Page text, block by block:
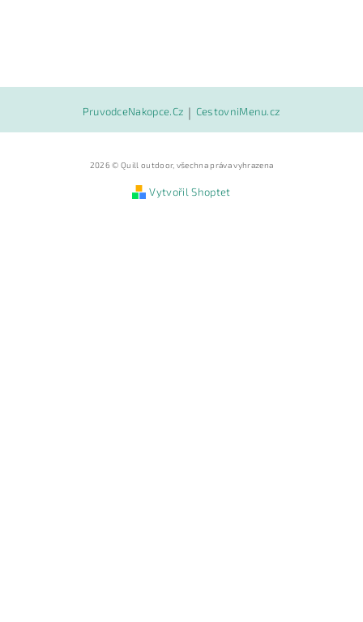
Vložením hodnocení souhlasíte spodmínkami ochrany
PruvodceNakopce.Cz | CestovniMenu.cz
2026 © Quill outdoor, všechna práva vyhrazena
Vytvořil Shoptet